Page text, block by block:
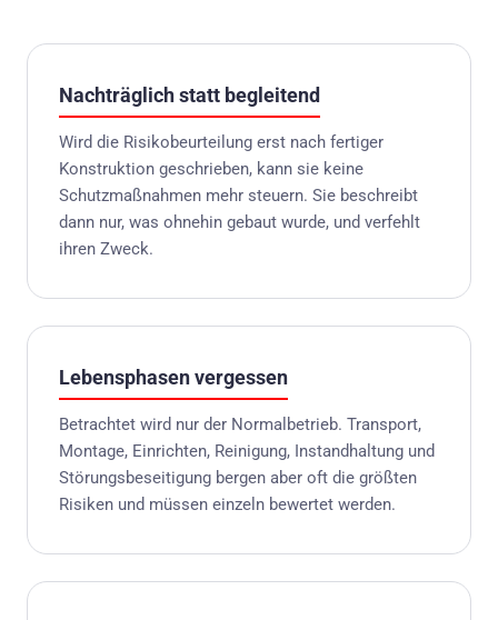
Nachträglich statt begleitend
Wird die Risikobeurteilung erst nach fertiger
Konstruktion geschrieben, kann sie keine
Schutzmaßnahmen mehr steuern. Sie beschreibt
dann nur, was ohnehin gebaut wurde, und verfehlt
ihren Zweck.
Lebensphasen vergessen
Betrachtet wird nur der Normalbetrieb. Transport,
Montage, Einrichten, Reinigung, Instandhaltung und
Störungsbeseitigung bergen aber oft die größten
Risiken und müssen einzeln bewertet werden.